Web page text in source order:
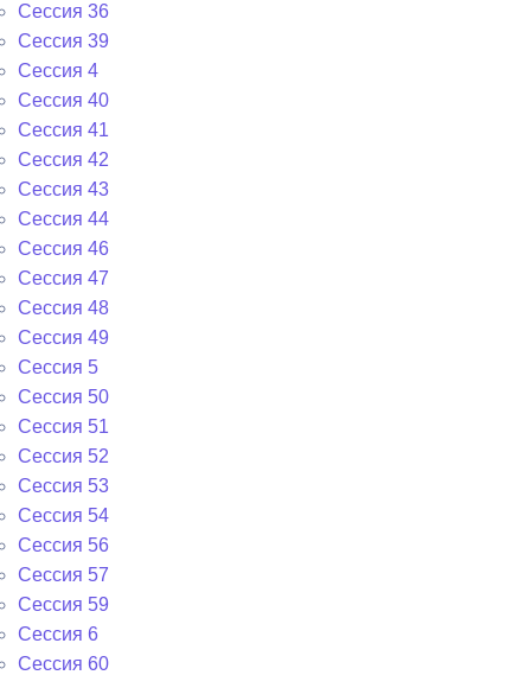
Сессия 36
Сессия 39
Сессия 4
Сессия 40
Сессия 41
Сессия 42
Сессия 43
Сессия 44
Сессия 46
Сессия 47
Сессия 48
Сессия 49
Сессия 5
Сессия 50
Сессия 51
Сессия 52
Сессия 53
Сессия 54
Сессия 56
Сессия 57
Сессия 59
Сессия 6
Сессия 60